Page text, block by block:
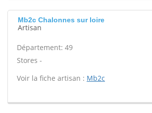
Mb2c Chalonnes sur loire
Artisan
Département: 49
Stores -
Voir la fiche artisan : Mb2c